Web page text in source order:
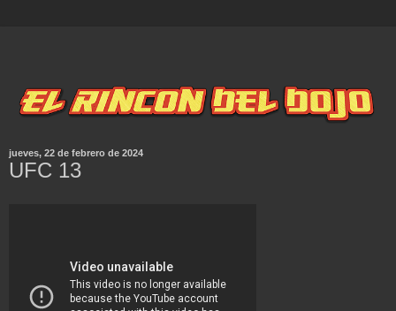
jueves, 22 de febrero de 2024
UFC 13